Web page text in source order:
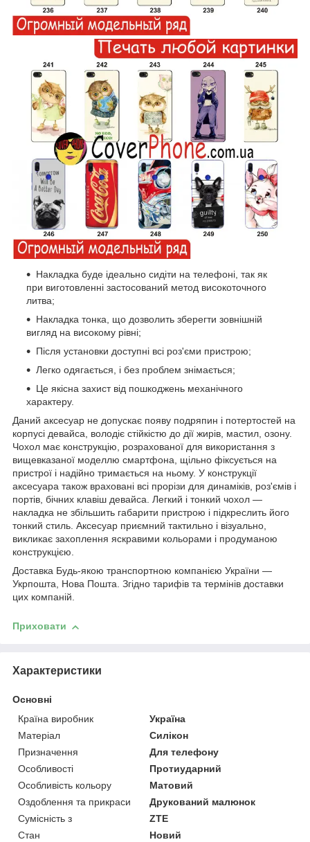
Накладка буде ідеально сидіти на телефоні, так як
при виготовленні застосований метод високоточного
литва;
Накладка тонка, що дозволить зберегти зовнішній
вигляд на високому рівні;
Після установки доступні всі роз'єми пристрою;
Легко одягається, і без проблем знімається;
Це якісна захист від пошкоджень механічного
характеру.
Даний аксесуар не допускає появу подряпин і потертостей на
корпусі девайса, володіє стійкістю до дії жирів, мастил, озону.
Чохол має конструкцію, розрахованої для використання з
вищевказаної моделлю смартфона, щільно фіксується на
пристрої і надійно тримається на ньому. У конструкції
аксесуара також враховані всі прорізи для динаміків, роз'ємів і
портів, бічних клавіш девайса. Легкий і тонкий чохол ―
накладка не збільшить габарити пристрою і підкреслить його
тонкий стиль. Аксесуар приємний тактильно і візуально,
викликає захоплення яскравими кольорами і продуманою
конструкцією.
Доставка Будь-якою транспортною компанією України ―
Укрпошта, Нова Пошта. Згідно тарифів та термінів доставки
цих компаній.
Приховати
Характеристики
Основні
Країна виробник
Україна
Матеріал
Силікон
Призначення
Для телефону
Особливості
Протиударний
Особливість кольору
Матовий
Оздоблення та прикраси
Друкований малюнок
Сумісність з
ZTE
Стан
Новий